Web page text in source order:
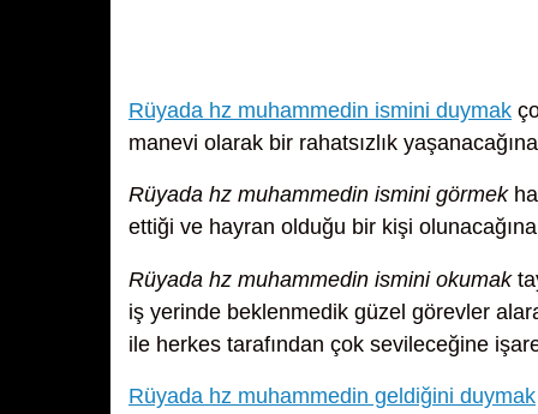
Rüyada hz muhammedin ismini duymak
manevi olarak bir rahatsızlık
Rüyada hz muhammedin ismini görmek
ettiği ve hayran olduğu bir kişi
Rüyada hz muhammedin ismini okumak
iş yerinde beklenmedik güzel görevler
ile herkes tarafından çok sevileceğine
Rüyada hz muhammedin geldiğini duymak